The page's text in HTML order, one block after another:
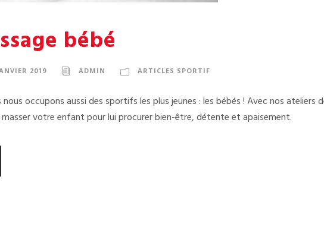
bébé
2019 ADMIN ARTICLES SPORTIF
nous occupons aussi des sportifs les plus jeunes : les bébés ! Avec nos ateliers
votre enfant pour lui procurer bien-être, détente et apaisement.